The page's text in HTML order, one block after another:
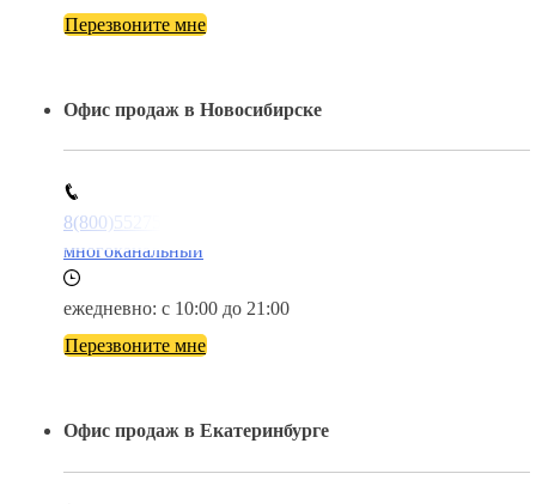
Перезвоните мне
Офис продаж в Новосибирске
8(800)5527584
многоканальный
ежедневно: с 10:00 до 21:00
Перезвоните мне
Офис продаж в Екатеринбурге